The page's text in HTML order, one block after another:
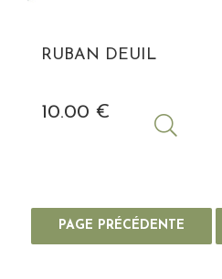
RUBAN DEUIL
10.00 €